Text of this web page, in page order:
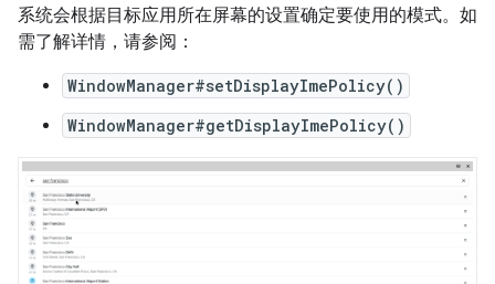
系统会根据目标应用所在屏幕的设置确定要使用的模式。如
需了解详情，请参阅：
WindowManager#setDisplayImePolicy()
WindowManager#getDisplayImePolicy()